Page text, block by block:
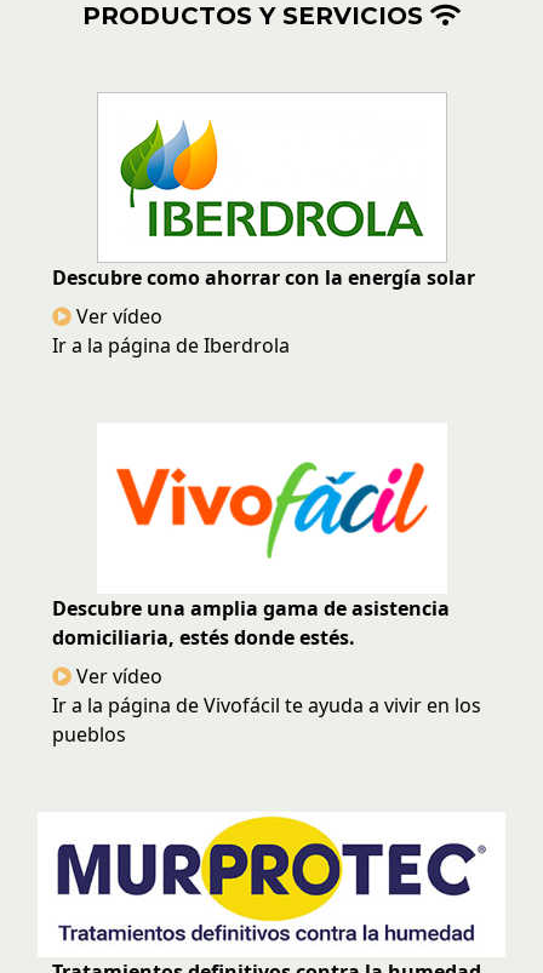
PRODUCTOS Y SERVICIOS
Descubre como ahorrar con la energía solar
Ver vídeo
Ir a la página de Iberdrola
Descubre una amplia gama de asistencia
domiciliaria, estés donde estés.
Ver vídeo
Ir a la página de Vivofácil te ayuda a vivir en los
pueblos